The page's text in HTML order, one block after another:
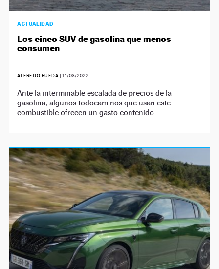
ACTUALIDAD
Los cinco SUV de gasolina que menos
consumen
ALFREDO RUEDA | 11/03/2022
Ante la interminable escalada de precios de la
gasolina, algunos todocaminos que usan este
combustible ofrecen un gasto contenido.